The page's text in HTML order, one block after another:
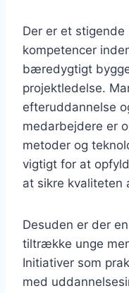
Der er et
kompetencer
bæredygtigt
projektledelse.
efteruddannelse
medarbejdere er
metoder og
vigtigt for at
at sikre kvaliteten
Desuden er der
tiltrække unge
Initiativer som
med